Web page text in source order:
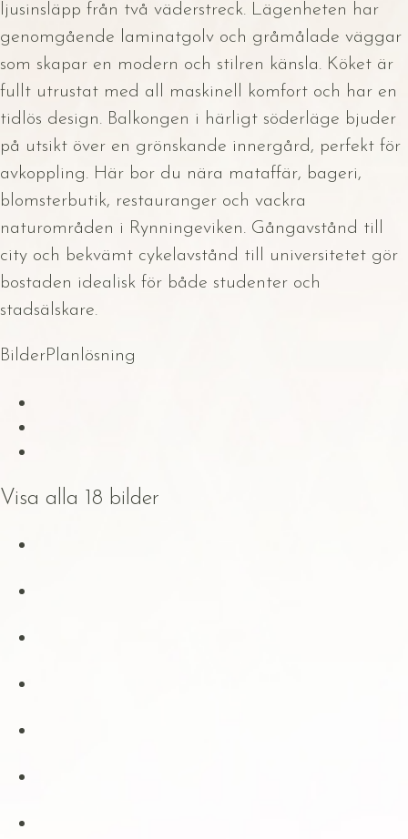
ljusinsläpp från två väderstreck. Lägenheten har
genomgående laminatgolv och gråmålade väggar
som skapar en modern och stilren känsla. Köket är
fullt utrustat med all maskinell komfort och har en
tidlös design. Balkongen i härligt söderläge bjuder
på utsikt över en grönskande innergård, perfekt för
avkoppling. Här bor du nära mataffär, bageri,
blomsterbutik, restauranger och vackra
naturområden i Rynningeviken. Gångavstånd till
city och bekvämt cykelavstånd till universitetet gör
bostaden idealisk för både studenter och
stadsälskare.
BilderPlanlösning
Visa alla 18 bilder